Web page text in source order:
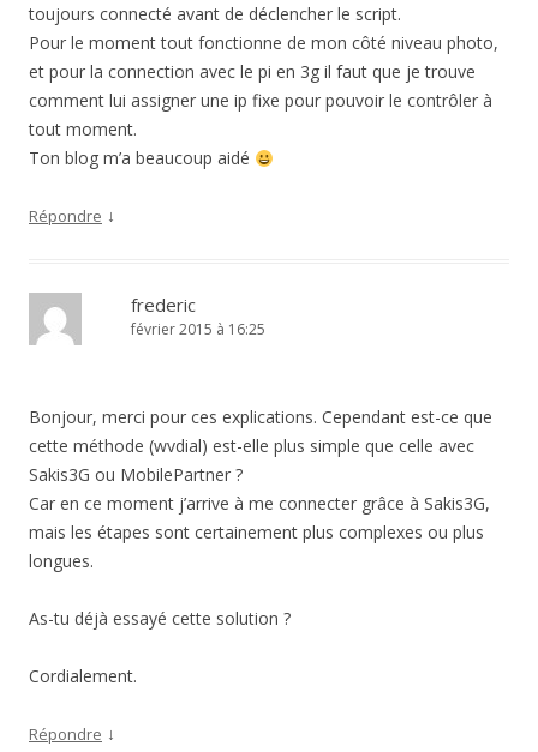
toujours connecté avant de déclencher le script.
Pour le moment tout fonctionne de mon côté niveau photo,
et pour la connection avec le pi en 3g il faut que je trouve
comment lui assigner une ip fixe pour pouvoir le contrôler à
tout moment.
Ton blog m’a beaucoup aidé
Répondre ↓
frederic
février 2015 à 16:25
Bonjour, merci pour ces explications. Cependant est-ce que
cette méthode (wvdial) est-elle plus simple que celle avec
Sakis3G ou MobilePartner ?
Car en ce moment j’arrive à me connecter grâce à Sakis3G,
mais les étapes sont certainement plus complexes ou plus
longues.
As-tu déjà essayé cette solution ?
Cordialement.
Répondre ↓